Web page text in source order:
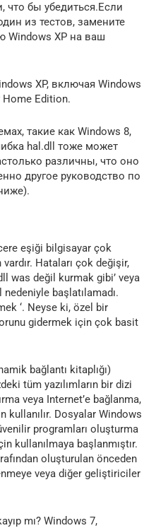
что бы убедиться.Если
из тестов, замените
Windows XP на ваш
XP, включая Windows
Home Edition.
такие как Windows 8,
hal.dll тоже может
различны, что оно
другое руководство по
eşiği bilgisayar çok
Hataları çok değişir,
was değil kurmak gibi’ veya
başlatılamadı.
‘. Neyse ki, özel bir
gidermek için çok basit
bağlantı kitaplığı)
tüm yazılımların bir dizi
veya Internet’e bağlanma,
kullanılır. Dosyalar Windows
programları oluşturma
kullanılmaya başlanmıştır.
oluşturulan önceden
veya diğer geliştiriciler
mı? Windows 7,